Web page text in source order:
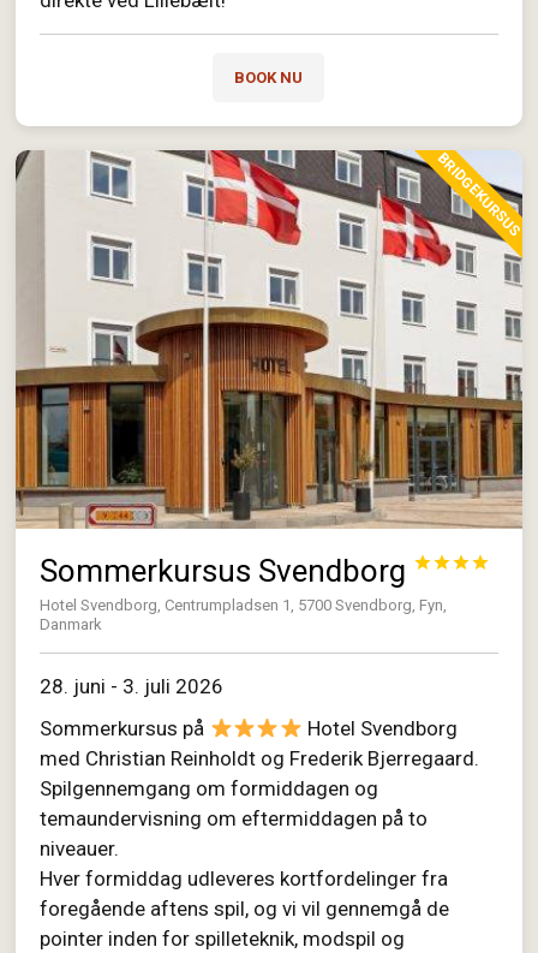
BOOK NU
BRIDGEKURSUS
Sommerkursus Svendborg 



Hotel Svendborg, Centrumpladsen 1, 5700 Svendborg, Fyn,
Danmark
28. juni - 3. juli 2026
Sommerkursus på
Hotel Svendborg
med Christian Reinholdt og Frederik Bjerregaard.
Spilgennemgang om formiddagen og
temaundervisning om eftermiddagen på to
niveauer.
Hver formiddag udleveres kortfordelinger fra
foregående aftens spil, og vi vil gennemgå de
pointer inden for spilleteknik, modspil og